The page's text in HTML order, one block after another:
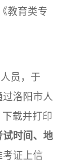
教育类专
员，于
洛阳市人
下载并打印
时间、地
证上信